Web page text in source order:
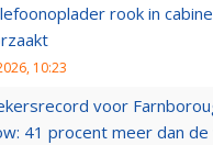
rook in cabine
10:23
voor
41 procent meer dan